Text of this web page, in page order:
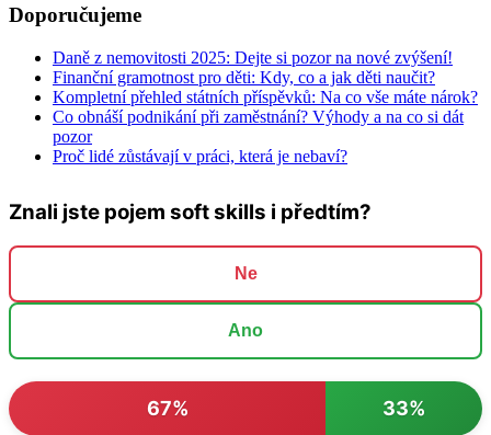
Doporučujeme
Daně z nemovitosti 2025: Dejte si pozor na nové zvýšení!
Finanční gramotnost pro děti: Kdy, co a jak děti naučit?
Kompletní přehled státních příspěvků: Na co vše máte nárok?
Co obnáší podnikání při zaměstnání? Výhody a na co si dát
pozor
Proč lidé zůstávají v práci, která je nebaví?
Znali jste pojem soft skills i předtím?
Ne
Ano
67% 33%